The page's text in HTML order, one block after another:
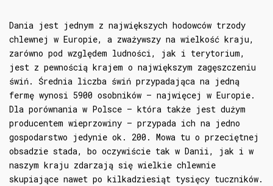
Dania jest jednym z największych hodowców trzody
chlewnej w Europie, a zważywszy na wielkość kraju,
zarówno pod względem ludności, jak i terytorium,
jest z pewnością krajem o największym zagęszczeniu
świń. Średnia liczba świń przypadająca na jedną
fermę wynosi 5900 osobników – najwięcej w Europie.
Dla porównania w Polsce – która także jest dużym
producentem wieprzowiny – przypada ich na jedno
gospodarstwo jedynie ok. 200. Mowa tu o przeciętnej
obsadzie stada, bo oczywiście tak w Danii, jak i w
naszym kraju zdarzają się wielkie chlewnie
skupiające nawet po kilkadziesiąt tysięcy tuczników.